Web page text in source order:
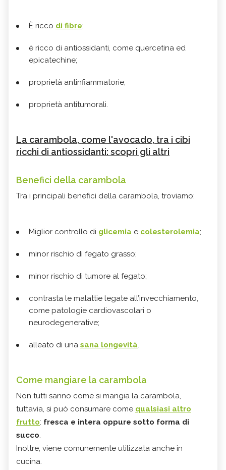
È ricco di fibre;
è ricco di antiossidanti, come quercetina ed
epicatechine;
proprietà antinfiammatorie;
proprietà antitumorali.
La carambola, come l'avocado, tra i cibi
ricchi di antiossidanti: scopri gli altri
Benefici della carambola
Tra i principali benefici della carambola, troviamo:
Miglior controllo di glicemia e colesterolemia;
minor rischio di fegato grasso;
minor rischio di tumore al fegato;
contrasta le malattie legate all’invecchiamento,
come patologie cardiovascolari o
neurodegenerative;
alleato di una sana longevità.
Come mangiare la carambola
Non tutti sanno come si mangia la carambola,
tuttavia, si può consumare come qualsiasi altro
frutto: fresca e intera oppure sotto forma di
succo.
Inoltre, viene comunemente utilizzata anche in
cucina.